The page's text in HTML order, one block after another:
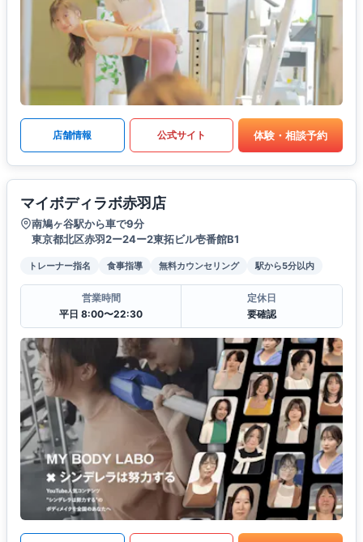
店舗情報 公式サイト 体験・相談予約
マイボディラボ赤羽店
南鳩ヶ谷駅から車で9分
東京都北区赤羽2ー24ー2東拓ビル壱番館B1
トレーナー指名 食事指導 無料カウンセリング 駅から5分以内
営業時間
平日 8:00〜22:30
定休日
要確認